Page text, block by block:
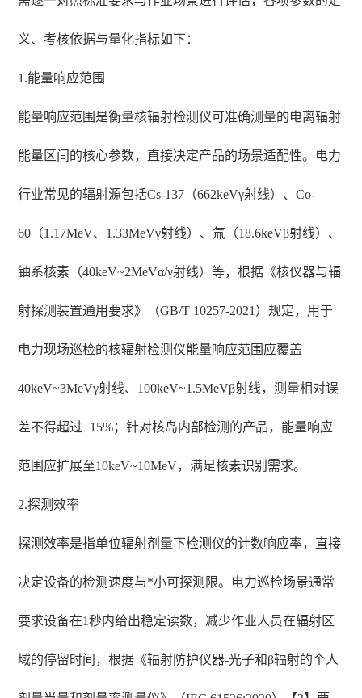
义、考核依据与量化指标如下：
1.能量响应范围
能量响应范围是衡量核辐射检测仪可准确测量的电离辐射
能量区间的核心参数，直接决定产品的场景适配性。电力
行业常见的辐射源包括Cs-137（662keVγ射线）、Co-
60（1.17MeV、1.33MeVγ射线）、氚（18.6keVβ射线）、
铀系核素（40keV~2MeVα/γ射线）等，根据《核仪器与辐
射探测装置通用要求》（GB/T 10257-2021）规定，用于
电力现场巡检的核辐射检测仪能量响应范围应覆盖
40keV~3MeVγ射线、100keV~1.5MeVβ射线，测量相对误
差不得超过±15%；针对核岛内部检测的产品，能量响应
范围应扩展至10keV~10MeV，满足核素识别需求。
2.探测效率
探测效率是指单位辐射剂量下检测仪的计数响应率，直接
决定设备的检测速度与*小可探测限。电力巡检场景通常
要求设备在1秒内给出稳定读数，减少作业人员在辐射区
域的停留时间，根据《辐射防护仪器-光子和β辐射的个人